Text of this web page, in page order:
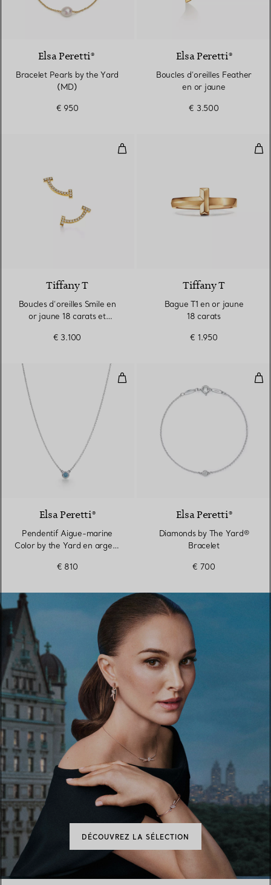
Elsa Peretti®
Bracelet Pearls by the Yard
(MD)
€ 950
Elsa Peretti®
Boucles d’oreilles Feather
en or jaune
€ 3.500
Boucles d’oreilles Smile en or
Tiffany T
Boucles d’oreilles Smile en
or jaune 18 carats et
€ 3.100
Tiffany T
Bague T1 en or jaune
18 carats
€ 1.950
Pendentif Aigue-marine Color
Elsa Peretti®
Pendentif Aigue-marine
Color by the Yard en argent
€ 810
Elsa Peretti®
Diamonds by The Yard®
Bracelet
€ 700
DÉCOUVREZ LA SÉLECTION